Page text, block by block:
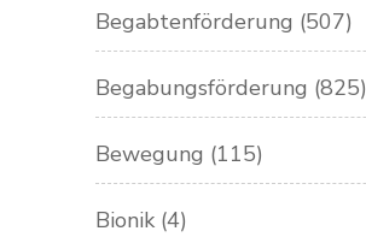
Begabtenförderung (507)
Begabungsförderung (825)
Bewegung (115)
Bionik (4)